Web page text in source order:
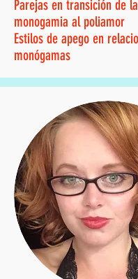
Parejas en transición de la
monogamia al poliamor
Estilos de apego en
monógamas